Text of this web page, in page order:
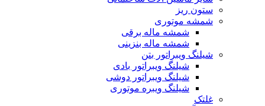
ستون ریز
شمشه موتوری
شمشه ماله برقی
شمشه ماله بنزینی
شیلنگ ویبراتور بتن
شیلنگ ویبراتور بادی
شیلنگ ویبراتور دوشی
شیلنگ ویبره موتوری
غلتک